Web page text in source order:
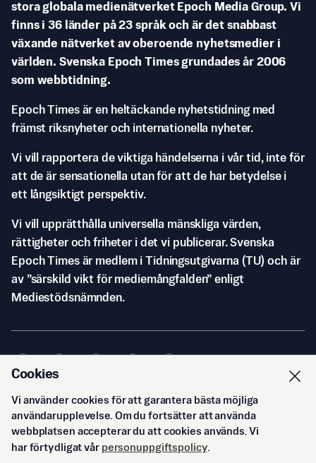
stora globala medienätverket Epoch Media Group. Vi
finns i 36 länder på 23 språk och är det snabbast
växande nätverket av oberoende nyhetsmedier i
världen. Svenska Epoch Times grundades år 2006
som webbtidning.
Epoch Times är en heltäckande nyhetstidning med
främst riksnyheter och internationella nyheter.
Vi vill rapportera de viktiga händelserna i vår tid, inte för
att de är sensationella utan för att de har betydelse i
ett långsiktigt perspektiv.
Vi vill upprätthålla universella mänskliga värden,
rättigheter och friheter i det vi publicerar. Svenska
Epoch Times är medlem i Tidningsutgivarna (TU) och är
av ”särskild vikt för mediemångfalden” enligt
Mediestödsnämnden.
© Svenska Epoch Times AB2026
Cookies
Vi använder cookies för att garantera bästa möjliga
användarupplevelse. Om du fortsätter att använda
webbplatsen accepterar du att cookies används. Vi
har förtydligat vår personuppgiftspolicy.